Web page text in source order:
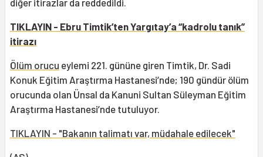
diğer itirazlar da reddedildi.
TIKLAYIN - Ebru Timtik’ten Yargıtay’a “kadrolu tanık”
itirazı
Ölüm orucu eylemi 221. gününe giren Timtik, Dr. Sadi
Konuk Eğitim Araştırma Hastanesi’nde; 190 gündür ölüm
orucunda olan Ünsal da Kanuni Sultan Süleyman Eğitim
Araştırma Hastanesi’nde tutuluyor.
TIKLAYIN - "Bakanın talimatı var, müdahale edilecek"